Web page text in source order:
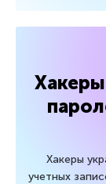
Хакеры
учетных